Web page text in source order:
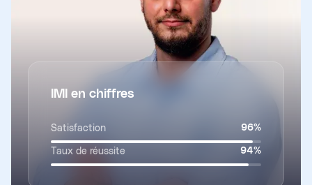
IMI en chiffres
Satisfaction 96%
Taux de réussite 94%